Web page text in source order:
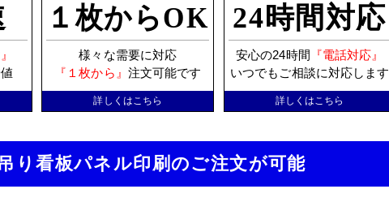
１枚からOK
様々な需要に対応
『１枚から』 注文可能です
詳しくはこちら
24時間対応
安心の24時間 『電話対応』
いつでもご相談に対応します
詳しくはこちら
り看板パネル印刷のご注文が可能